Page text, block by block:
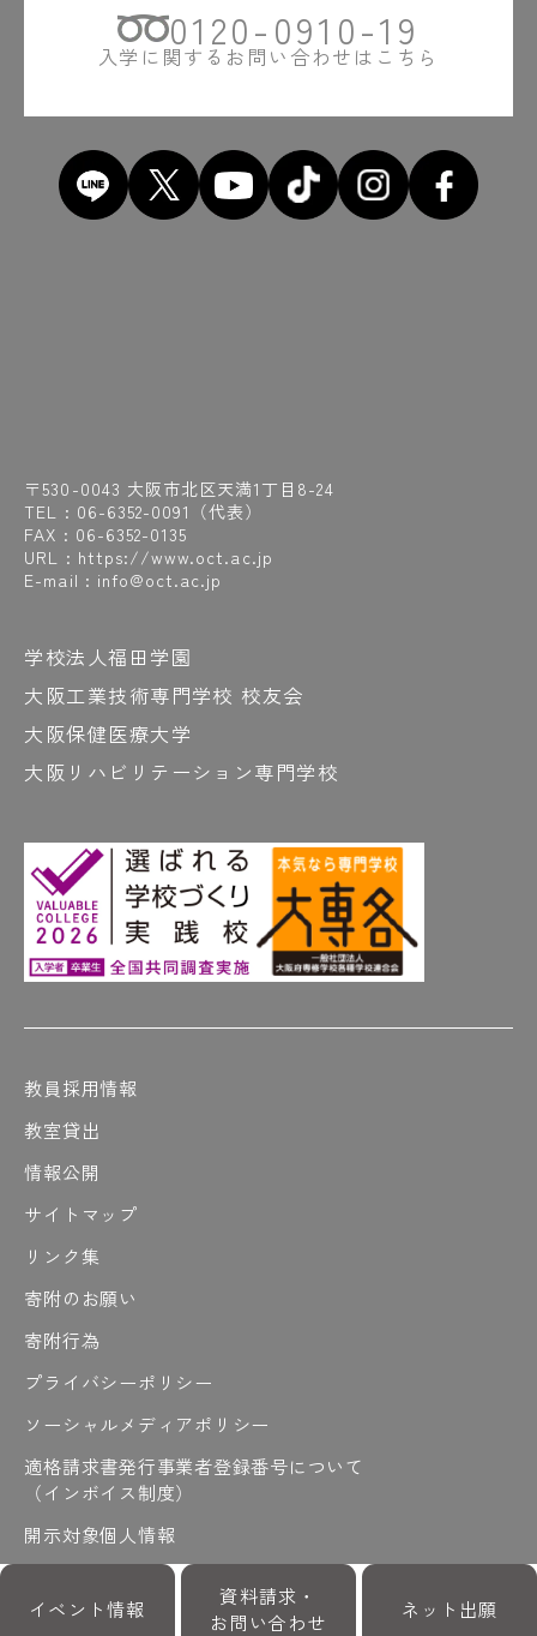
イベント情報
資料請求・
お問い合わせ
ネット出願
〒530-0043 大阪市北区天満1丁目8-24
TEL : 06-6352-0091 （代表）
FAX : 06-6352-0135
URL : https://www.oct.ac.jp
E-mail : info@oct.ac.jp
0120-0910-19
入学に関するお問い合わせはこちら
学校法人福田学園
大阪工業技術専門学校 校友会
大阪保健医療大学
大阪リハビリテーション専門学校
教員採用情報
教室貸出
情報公開
サイトマップ
リンク集
寄附のお願い
寄附行為
プライバシーポリシー
ソーシャルメディアポリシー
適格請求書発行事業者登録番号について
（インボイス制度）
開示対象個人情報